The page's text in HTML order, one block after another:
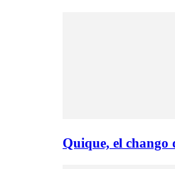
Quique, el chango